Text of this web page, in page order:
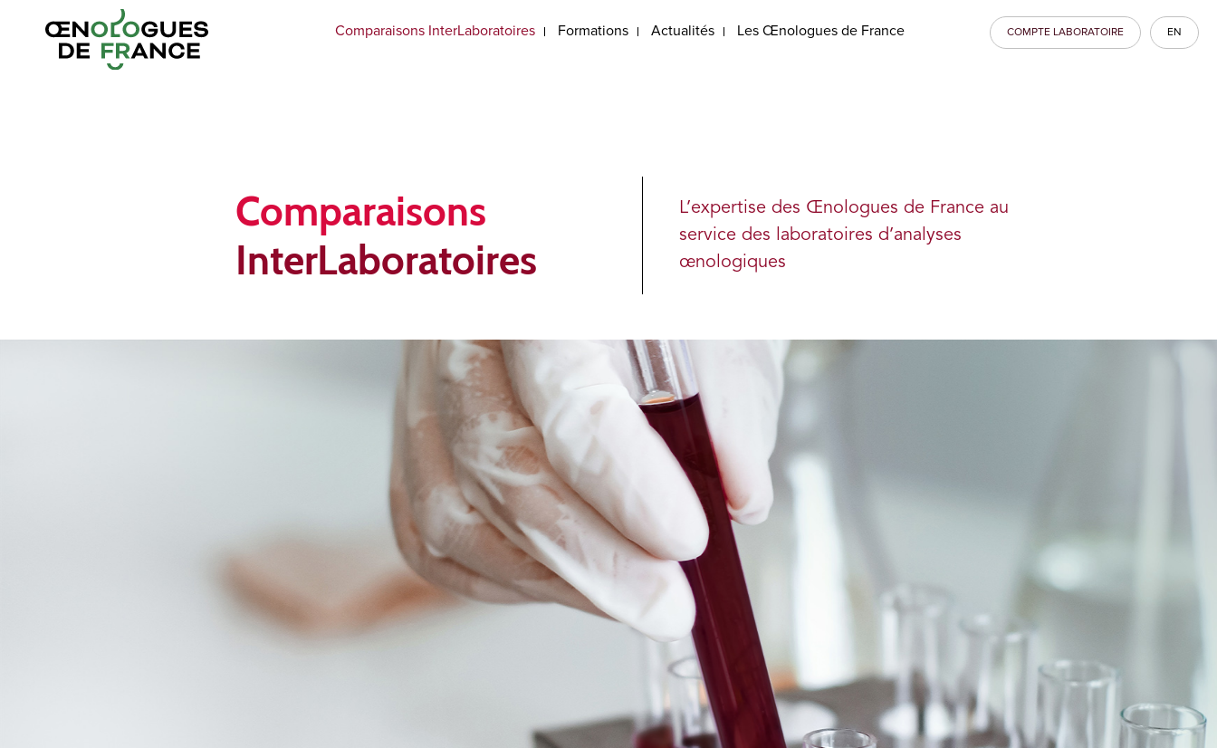
Comparaisons InterLaboratoires Formations Actualités Les Œnologues de France COMPTE LABORATOIRE EN
Comparaisons
InterLaboratoires
L’expertise des Œnologues de France au
service des laboratoires d’analyses
œnologiques